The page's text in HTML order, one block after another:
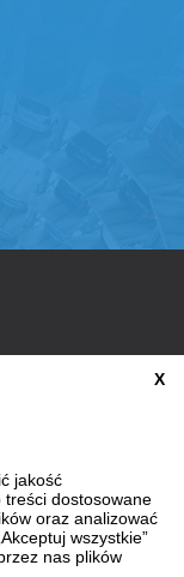
X
jakość
treści dostosowane
oraz analizować
wszystkie”
nas plików